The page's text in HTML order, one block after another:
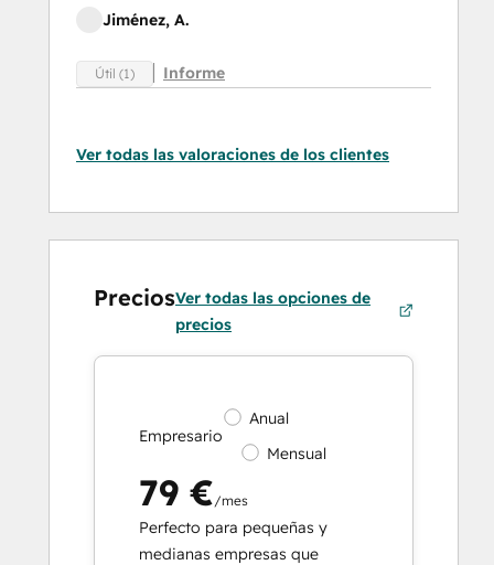
Jiménez, A.
Útil (1) Informe
Ver todas las valoraciones de los clientes
PreciosVer todas las opciones de
precios
Empresario
Anual
Mensual
79 €/mes
Perfecto para pequeñas y
medianas empresas que